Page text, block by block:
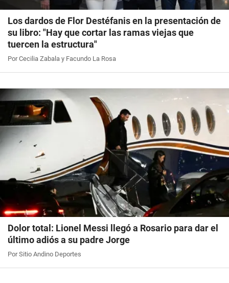
Los dardos de Flor Destéfanis en la presentación de
su libro: "Hay que cortar las ramas viejas que
tuercen la estructura"
Por Cecilia Zabala y Facundo La Rosa
Dolor total: Lionel Messi llegó a Rosario para dar el
último adiós a su padre Jorge
Por Sitio Andino Deportes